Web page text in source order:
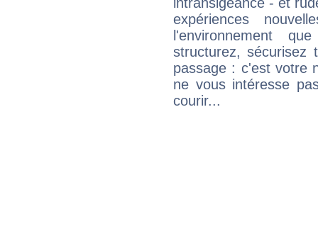
expériences
l'environnement
structurez, sécurisez
passage : c'est votre
ne vous intéresse
courir...